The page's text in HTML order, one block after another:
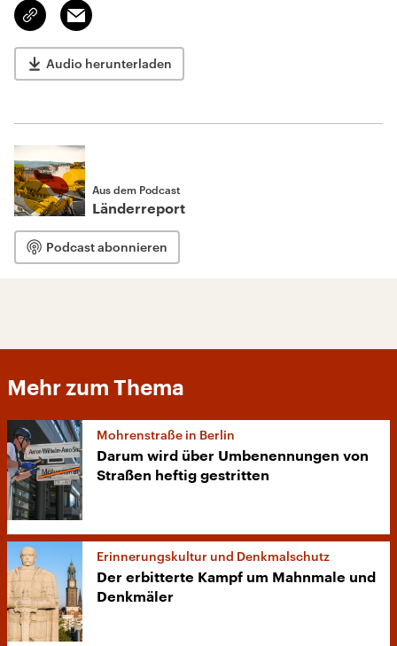
Link
kopieren/teilen
Email
Audio herunterladen
Aus dem Podcast
Länderreport
Podcast abonnieren
Mehr zum Thema
Mohrenstraße in Berlin
Darum wird über Umbenennungen von
Straßen heftig gestritten
Erinnerungskultur und Denkmalschutz
Der erbitterte Kampf um Mahnmale und
Denkmäler